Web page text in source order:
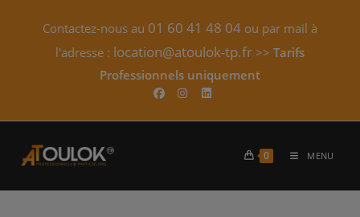
Contactez-nous au 01 60 41 48 04 ou par mail à
l'adresse : location@atoulok-tp.fr >> Tarifs
Professionnels uniquement​
0 MENU